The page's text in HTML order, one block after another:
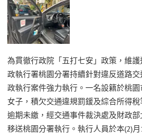
為貫徹行政院「五打七安」政策，維
政執行署桃園分署持續針對違反道路
政執行案件強力執行。一名設籍於桃
女子，積欠交通違規罰鍰及綜合所得
逾期未繳，經交通事件裁決處及財政
移送桃園分署執行。執行人員於本(2)